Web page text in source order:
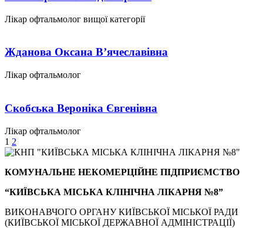
Лікар офтальмолог вищої категорії
Жданова Оксана В’ячеславівна
Лікар офтальмолог
Скобська Вероніка Євгенівна
Лікар офтальмолог
1 2
КОМУНАЛЬНЕ НЕКОМЕРЦІЙНЕ ПІДПРИЄМСТВО
“КИЇВСЬКА МІСЬКА КЛІНІЧНА ЛІКАРНЯ №8”
ВИКОНАВЧОГО ОРГАНУ КИЇВСЬКОЇ МІСЬКОЇ РАДИ
(КИЇВСЬКОЇ МІСЬКОЇ ДЕРЖАВНОЇ АДМІНІСТРАЦІЇ)